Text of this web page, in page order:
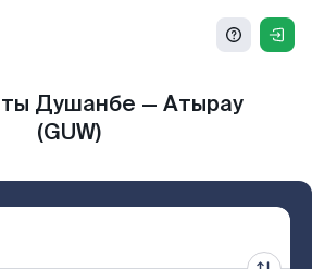
Душанбе — Атырау
(GUW)